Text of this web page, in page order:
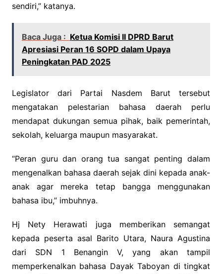
sendiri,” katanya.
Baca Juga : Ketua Komisi II DPRD Barut
Apresiasi Peran 16 SOPD dalam Upaya
Peningkatan PAD 2025
Legislator dari Partai Nasdem Barut tersebut
mengatakan pelestarian bahasa daerah perlu
mendapat dukungan semua pihak, baik pemerintah,
sekolah, keluarga maupun masyarakat.
“Peran guru dan orang tua sangat penting dalam
mengenalkan bahasa daerah sejak dini kepada anak-
anak agar mereka tetap bangga menggunakan
bahasa ibu,” imbuhnya.
Hj Nety Herawati juga memberikan semangat
kepada peserta asal Barito Utara, Naura Agustina
dari SDN 1 Benangin V, yang akan tampil
memperkenalkan bahasa Dayak Taboyan di tingkat